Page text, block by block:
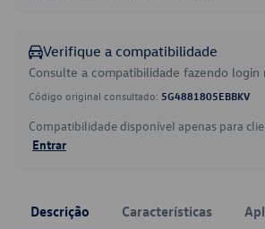
Verifique a compatibilidade
Consulte a compatibilidade fazendo login
Código original consultado: 5G4881805EBBKV
Compatibilidade disponível apenas para
Entrar
Descrição Características